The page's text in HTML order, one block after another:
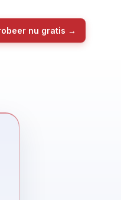
nu gratis →